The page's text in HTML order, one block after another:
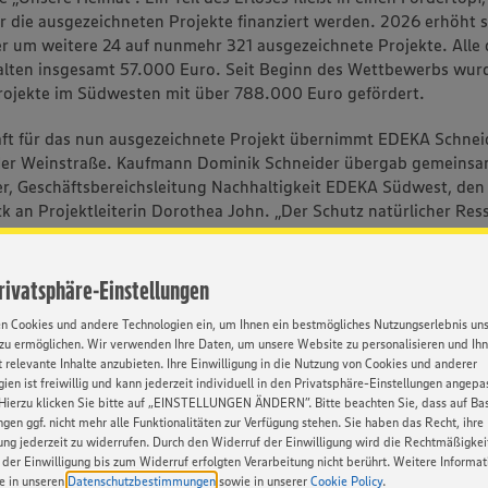
Einstellungen
Cookies und andere Technologien ein, um Ihnen ein bestmögliches Nutzungserlebnis
ermöglichen. Wir verwenden Ihre Daten, um unsere Website zu personalisieren und
relevante Inhalte anzubieten. Ihre Einwilligung in die Nutzung von Cookies und anderer
ist freiwillig und kann jederzeit individuell in den Privatsphäre-Einstellungen
klicken Sie bitte auf „EINSTELLUNGEN ÄNDERN”. Bitte beachten Sie, dass auf
ggf. nicht mehr alle Funktionalitäten zur Verfügung stehen. Sie haben das Recht, ihre
jederzeit zu widerrufen. Durch den Widerruf der Einwilligung wird die
Einwilligung bis zum Widerruf erfolgten Verarbeitung nicht berührt. Weitere
in unseren Datenschutzbestimmungen sowie in unserer Cookie Policy.
die ausgezeichneten Projekte finanziert werden. 2026 erhöht
um weitere 24 auf nunmehr 321 ausgezeichnete Projekte. Alle
insgesamt 57.000 Euro. Seit Beginn des Wettbewerbs
im Südwesten mit über 788.000 Euro gefördert.
für das nun ausgezeichnete Projekt übernimmt EDEKA
Weinstraße. Kaufmann Dominik Schneider übergab
Geschäftsbereichsleitung Nachhaltigkeit EDEKA Südwest,
an Projektleiterin Dorothea John. „Der Schutz natürlicher
Vielfalt ist eine wichtige Voraussetzung für eine langfristig
– auch in unserer Region“, erläuterte der Kaufmann.
„Mit dem Wettbewerb fördern wir gezielt Projekte vor Ort, die
Gleichzeitig machen wir Engagement sichtbar
die konkrete Beiträge zum Naturschutz leisten.“ Die
schätzt die Bedrohung der biologischen Vielfalt in
als hoch ein. Der Rückgang zahlreicher Pflanzen- und
des Klimawandels zusätzlich verstärkt. Vor diesem
zur Pflege und Entwicklung von Lebensräumen
Biotopen von besonderer Bedeutung.